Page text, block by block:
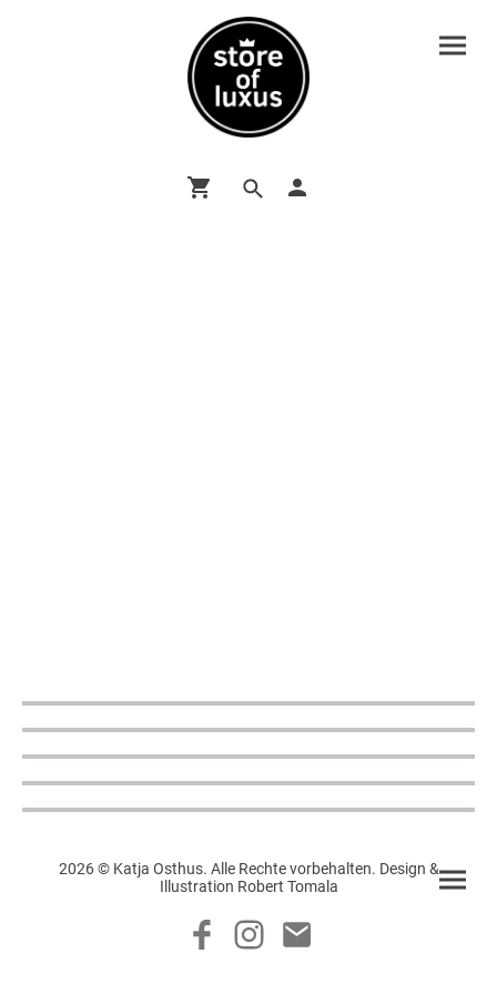
2026 © Katja Osthus. Alle Rechte vorbehalten. Design &
Illustration Robert Tomala